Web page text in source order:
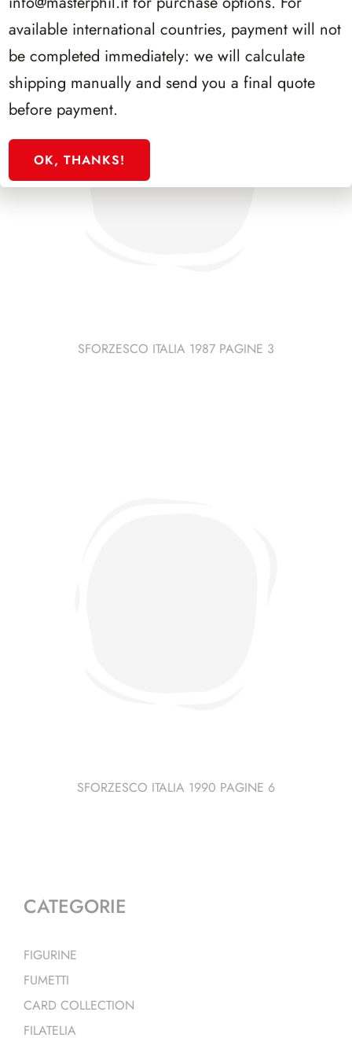
SFORZESCO ITALIA 1987 PAGINE 3
SFORZESCO ITALIA 1990 PAGINE 6
CATEGORIE
FIGURINE
FUMETTI
CARD COLLECTION
FILATELIA
available international countries, payment will not
be completed immediately: we will calculate
shipping manually and send you a final quote
before payment.
OK, THANKS!